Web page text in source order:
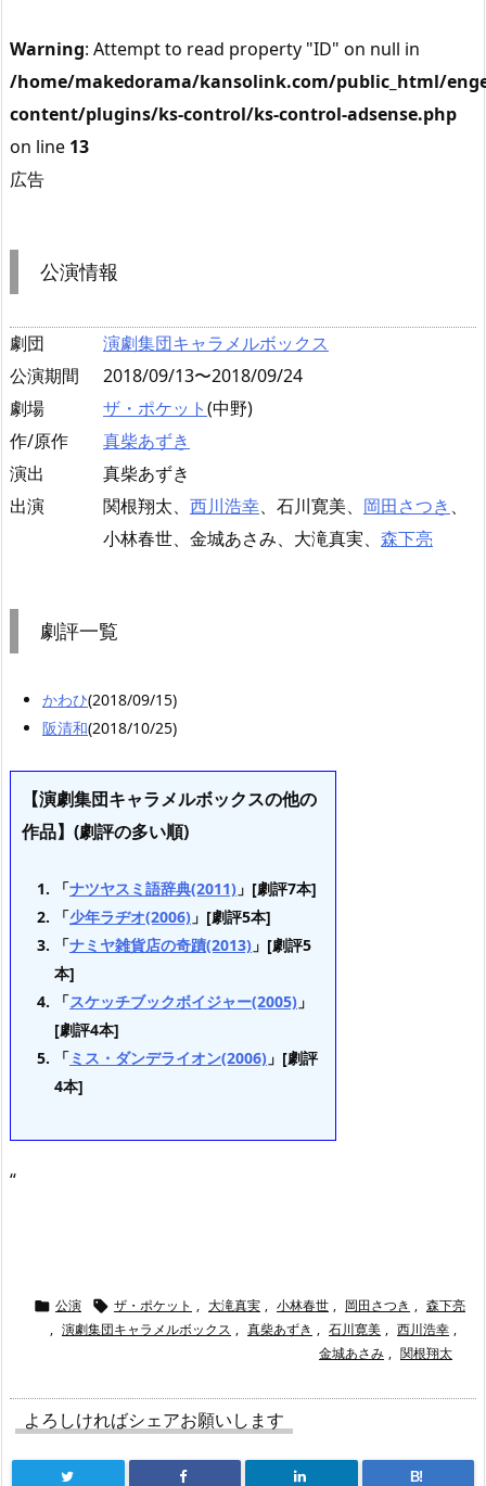
Warning: Attempt to read property "ID" on null in
/home/makedorama/kansolink.com/public_html/
content/plugins/ks-control/ks-control-adsense.php
on line 13
広告
公演情報
劇団
演劇集団キャラメルボックス
公演期間
2018/09/13〜2018/09/24
劇場
ザ・ポケット(中野)
作/原作
真柴あずき
演出
真柴あずき
出演
関根翔太、 西川浩幸、石川寛美、 岡田さつき 、
小林春世、金城あさみ、大滝真実、 森下亮
劇評一覧
かわひ(2018/09/15)
阪清和(2018/10/25)
【演劇集団キャラメルボックスの他の
作品】(劇評の多い順)
「ナツヤスミ語辞典(2011) 」[劇評7本]
「少年ラヂオ(2006) 」[劇評5本]
「ナミヤ雑貨店の奇蹟(2013) 」[劇評5
本]
「スケッチブックボイジャー(2005) 」
[劇評4本]
「ミス・ダンデライオン(2006) 」[劇評
4本]
“
 公演  ザ・ポケット , 大滝真実 , 小林春世 , 岡田さつき , 森下亮
, 演劇集団キャラメルボックス , 真柴あずき , 石川寛美 , 西川浩幸 ,
金城あさみ , 関根翔太
よろしければシェアお願いします
B!